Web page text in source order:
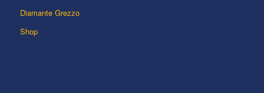
Diamante Grezzo
Shop